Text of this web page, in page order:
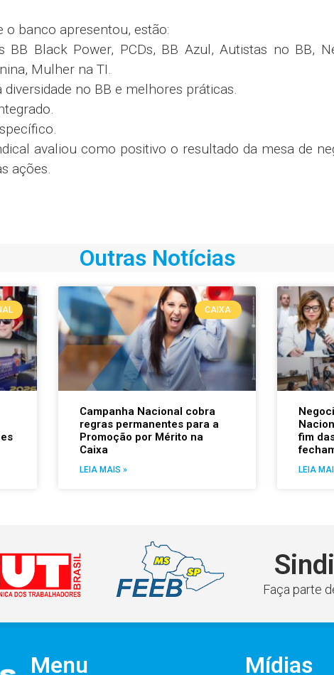
apresentou, estão:
Black Power, PCDs, BB Azul, Autistas no BB,
Mulher na TI.
no BB e melhores práticas.
como positivo o resultado da mesa de
ações.
Outras Notícias
CAIXA
Campanha Nacional cobra
regras permanentes para a
Promoção por Mérito na
Caixa
LEIA MAIS »
fim
LEIA
Faça parte
Menu Mídias